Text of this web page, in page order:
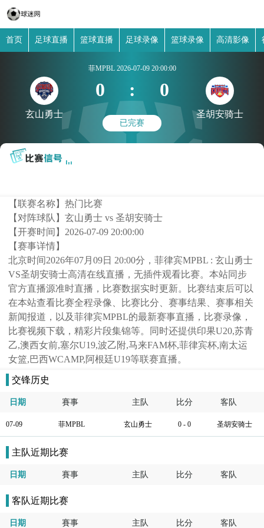
首页 足球直播 篮球直播 足球录像 篮球录像 高清影像
玄山勇士
菲MPBL 2026-07-09 20:00:00
0 : 0
已完赛
圣胡安骑士
【联赛名称】热门比赛
【对阵球队】玄山勇士 vs 圣胡安骑士
【开赛时间】 2026-07-09 20:00:00
【赛事详情】
北京时间2026年07月09日 20:00分，菲律宾MPBL : 玄山勇士
VS圣胡安骑士高清在线直播，无插件观看比赛。本站同步
官方直播源准时直播，比赛数据实时更新。比赛结束后可以
在本站查看比赛全程录像、比赛比分、赛事结果、赛事相关
新闻报道，以及菲律宾MPBL的最新赛事直播，比赛录像，
比赛视频下载，精彩片段集锦等。同时还提供印果U20,苏青
乙,澳西女前,塞尔U19,波乙附,马来FAM杯,菲律宾杯,南太运
女篮,巴西WCAMP,阿根廷U19等联赛直播。
交锋历史
日期 賽事 主队 比分 客队
07-09 菲MPBL 玄山勇士 0 - 0 圣胡安骑士
主队近期比赛
日期 賽事 主队 比分 客队
客队近期比赛
日期 賽事 主队 比分 客队